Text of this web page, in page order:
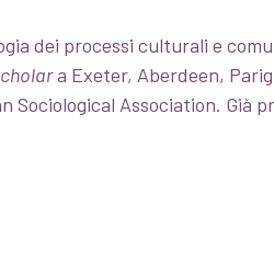
dei processi culturali e
a Exeter, Aberdeen,
Sociological Association. Già